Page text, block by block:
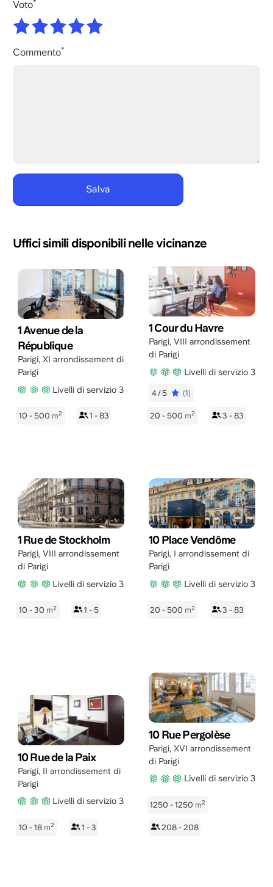
Voto
Commento
Uffici simili disponibili nelle vicinanze
1 Avenue de la
République
Parigi, XI arrondissement di
Parigi
Livelli di servizio 3
10 - 500 m2 1 - 83
1 Cour du Havre
Parigi, VIII arrondissement
di Parigi
Livelli di servizio 3
4/5 (1)
20 - 500 m2 3 - 83
1 Rue de Stockholm
Parigi, VIII arrondissement
di Parigi
Livelli di servizio 3
10 - 30 m2 1 - 5
10 Place Vendôme
Parigi, I arrondissement di
Parigi
Livelli di servizio 3
20 - 500 m2 3 - 83
10 Rue de la Paix
Parigi, II arrondissement di
Parigi
Livelli di servizio 3
10 - 18 m2 1 - 3
10 Rue Pergolèse
Parigi, XVI arrondissement
di Parigi
Livelli di servizio 3
1250 - 1250 m2
208 - 208